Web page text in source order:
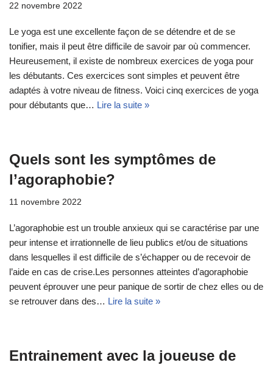
22 novembre 2022
Le yoga est une excellente façon de se détendre et de se
tonifier, mais il peut être difficile de savoir par où commencer.
Heureusement, il existe de nombreux exercices de yoga pour
les débutants. Ces exercices sont simples et peuvent être
adaptés à votre niveau de fitness. Voici cinq exercices de yoga
pour débutants que… Lire la suite »
Quels sont les symptômes de
l’agoraphobie?
11 novembre 2022
L’agoraphobie est un trouble anxieux qui se caractérise par une
peur intense et irrationnelle de lieu publics et/ou de situations
dans lesquelles il est difficile de s’échapper ou de recevoir de
l’aide en cas de crise.Les personnes atteintes d’agoraphobie
peuvent éprouver une peur panique de sortir de chez elles ou de
se retrouver dans des… Lire la suite »
Entrainement avec la joueuse de